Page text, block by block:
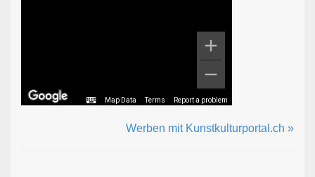
Map Data Terms Report a problem
Werben mit Kunstkulturportal.ch »